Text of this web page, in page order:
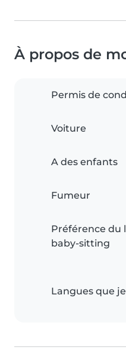
À propos de
Permis de
Voiture
A des enfants
Fumeur
Préférence du
baby-sitting
Langues que